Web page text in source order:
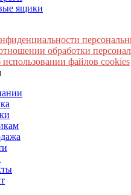
ящики
обработки
файлов cookies